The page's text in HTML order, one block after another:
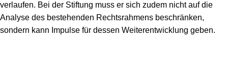
verlaufen. Bei der Stiftung muss er sich zudem nicht auf die
Analyse des bestehenden Rechtsrahmens beschränken,
sondern kann Impulse für dessen Weiterentwicklung geben.